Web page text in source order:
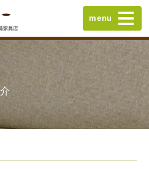
menu